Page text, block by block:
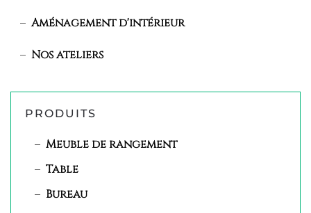
Aménagement d'intérieur
Nos ateliers
PRODUITS
Meuble de rangement
Table
Bureau